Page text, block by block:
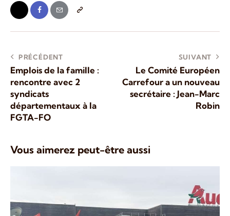
PRÉCÉDENT
Emplois de la famille :
rencontre avec 2
syndicats
départementaux à la
FGTA-FO
SUIVANT
Le Comité Européen
Carrefour a un nouveau
secrétaire : Jean-Marc
Robin
Vous aimerez peut-être aussi